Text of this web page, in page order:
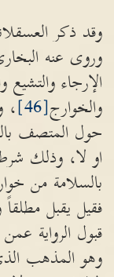
وقد ذكر
وروى عنه
الإرجاء
والخوارج[46]
،
حول المتصف
او لا، وذلك
بالسلامة من
فقيل يقبل
قبول الرواية
وهو المذهب